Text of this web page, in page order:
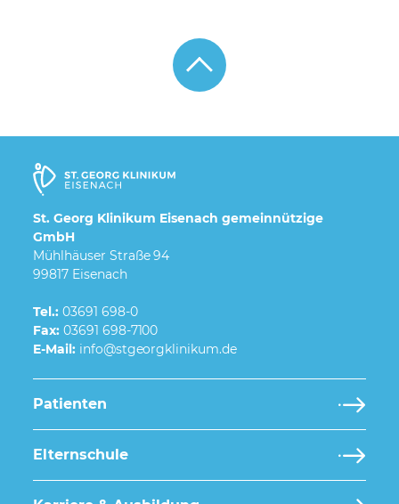
St. Georg Klinikum Eisenach gemeinnützige
GmbH
Mühlhäuser Straße 94
99817 Eisenach
Tel.: 03691 698-0
Fax: 03691 698-7100
E-Mail:
Patienten
Elternschule